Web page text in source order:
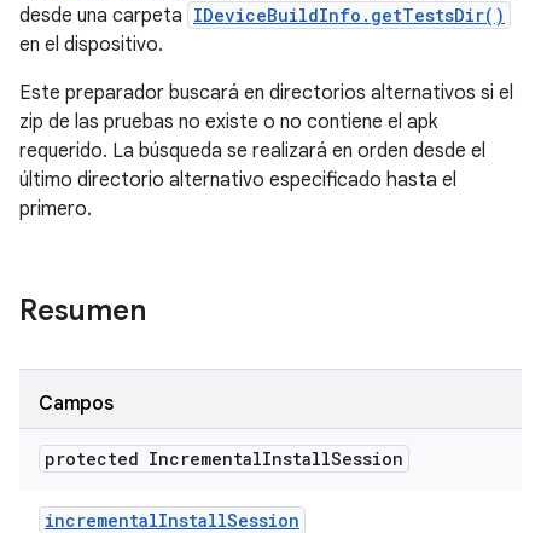
desde una carpeta IDeviceBuildInfo.getTestsDir()
en el dispositivo.
Este preparador buscará en directorios alternativos si el
zip de las pruebas no existe o no contiene el apk
requerido. La búsqueda se realizará en orden desde el
último directorio alternativo especificado hasta el
primero.
Resumen
Campos
protected IncrementalInstallSession
incrementalInstallSession